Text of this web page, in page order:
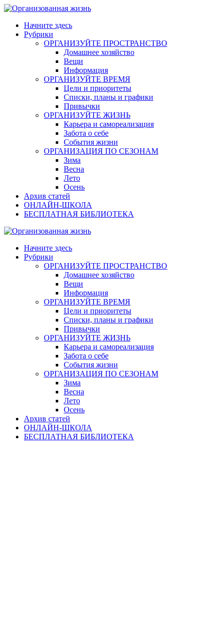
Skip
contentНачните здесь
Рубрики
ОРГАНИЗУЙТЕ ПРОСТРАНСТВО
Домашнее хозяйство
Вещи
Информация
ОРГАНИЗУЙТЕ ВРЕМЯ
Цели и приоритеты
Списки, планы и графики
Привычки
ОРГАНИЗУЙТЕ ЖИЗНЬ
Карьера и самореализация
Забота о себе
События жизни
ОРГАНИЗАЦИЯ ПО СЕЗОНАМ
Зима
Весна
Лето
Осень
Архив статей
ОНЛАЙН-ШКОЛА
БЕСПЛАТНАЯ БИБЛИОТЕКА
Начните здесь
Рубрики
ОРГАНИЗУЙТЕ ПРОСТРАНСТВО
Домашнее хозяйство
Вещи
Информация
ОРГАНИЗУЙТЕ ВРЕМЯ
Цели и приоритеты
Списки, планы и графики
Привычки
ОРГАНИЗУЙТЕ ЖИЗНЬ
Карьера и самореализация
Забота о себе
События жизни
ОРГАНИЗАЦИЯ ПО СЕЗОНАМ
Зима
Весна
Лето
Осень
Архив статей
ОНЛАЙН-ШКОЛА
БЕСПЛАТНАЯ БИБЛИОТЕКА